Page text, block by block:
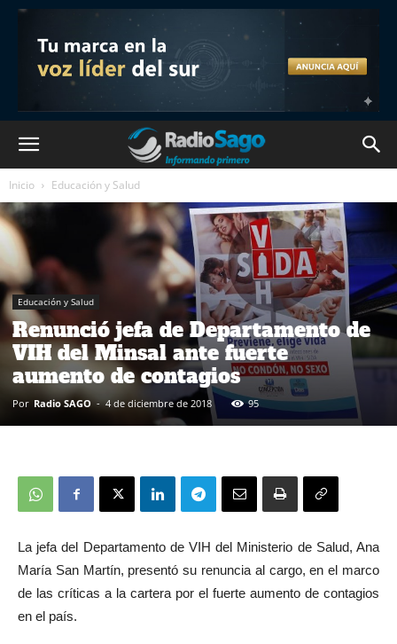
Inicio Educación y Salud
Educación y Salud
Renunció jefa de Departamento de
VIH del Minsal ante fuerte
aumento de contagios
Por Radio SAGO - 4 de diciembre de 2018 95
La jefa del Departamento de VIH del Ministerio de Salud, Ana
María San Martín, presentó su renuncia al cargo, en el marco
de las críticas a la cartera por el fuerte aumento de contagios
en el país.